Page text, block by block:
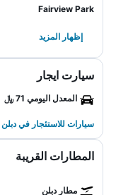
Fairview Park
إظهار المزيد
سيارت ايجار
المعدل اليومي 71 ﷼
سيارات للاستئجار في دبلن
المطارات القريبة
مطار دبلن